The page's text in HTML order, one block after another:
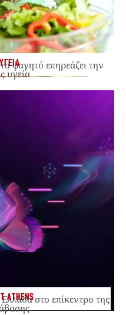
φαγητό επηρεάζει την
υγεία
ATHENSστο επίκεντρο της